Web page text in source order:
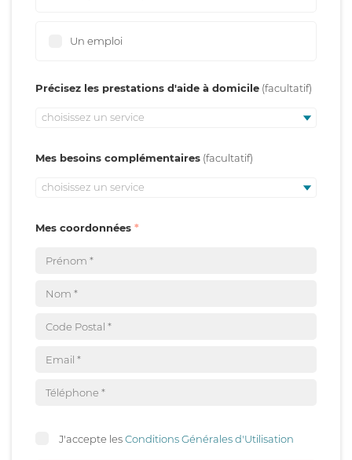
Un emploi
Précisez les prestations d'aide à domicile
choisissez un service
Mes besoins complémentaires
choisissez un service
Mes coordonnées
J'accepte lesConditions Générales d'Utilisation